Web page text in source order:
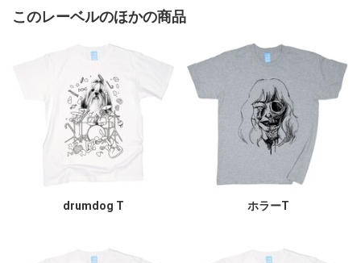
このレーベルのほかの商品
drumdog T ホラーT